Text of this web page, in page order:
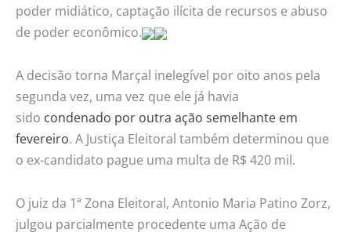
poder midiático, captação ilícita de recursos e abuso
de poder econômico.
A decisão torna Marçal inelegível por oito anos pela
segunda vez, uma vez que ele já havia
sido condenado por outra ação semelhante em
fevereiro. A Justiça Eleitoral também determinou que
o ex-candidato pague uma multa de R$ 420 mil.
O juiz da 1ª Zona Eleitoral, Antonio Maria Patino Zorz,
julgou parcialmente procedente uma Ação de